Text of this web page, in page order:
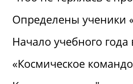
Определены ученики
Начало учебного года
«Космическое